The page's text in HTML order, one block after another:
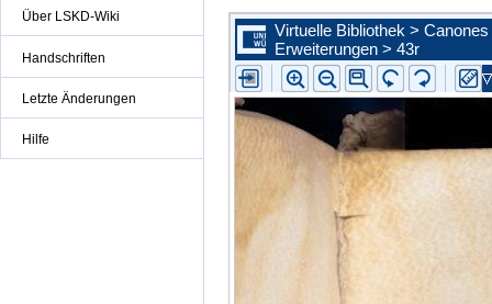
Über LSKD-Wiki
Handschriften
Letzte Änderungen
Hilfe